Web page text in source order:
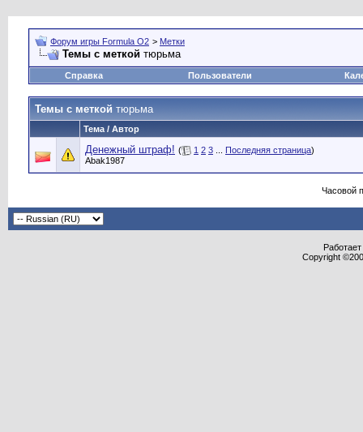
Форум игры Formula O2 > Метки
Темы с меткой тюрьма
Справка Пользователи
Темы с меткой тюрьма
Тема / Автор
Денежный штраф! ( 1 2 3 Последняя страница)
Abak1987
Часовой
Copyright